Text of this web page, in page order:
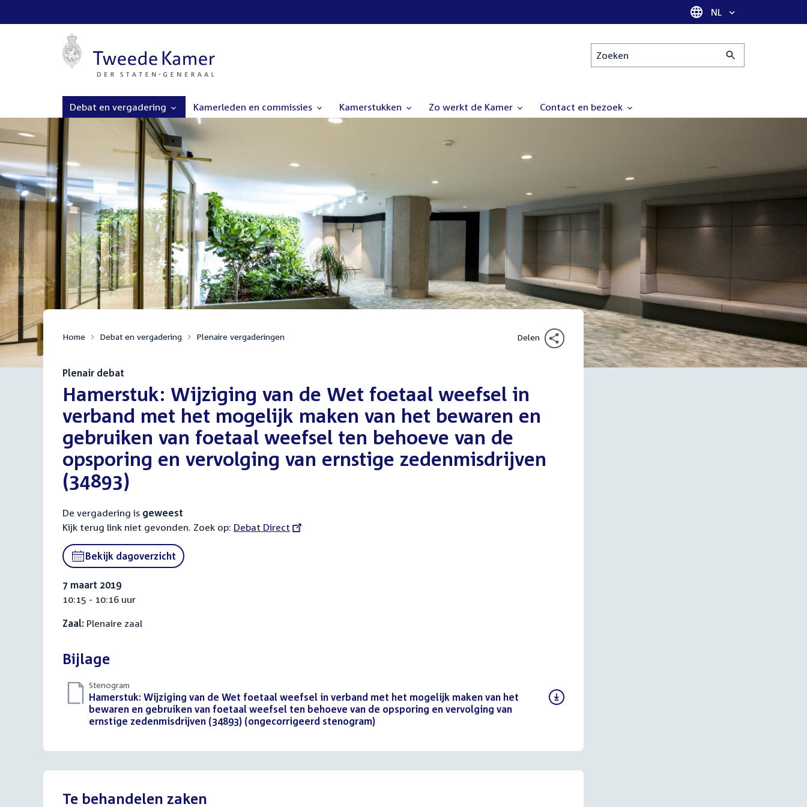
Taal selectie
NL
Zoeken
Debat en vergadering Kamerleden en commissies Kamerstukken Zo werkt de Kamer Contact en bezoek
Home Debat en vergadering Plenaire vergaderingen Delen
Plenair debat
:Hamerstuk: Wijziging van de Wet foetaal weefsel in
verband met het mogelijk maken van het bewaren en
gebruiken van foetaal weefsel ten behoeve van de
opsporing en vervolging van ernstige zedenmisdrijven
(34893)
De vergadering is geweest
Kijk terug link niet gevonden. Zoek op: External
Debat Direct
Bekijk dagoverzicht
7 maart 2019
10:15 - 10:16 uur
Zaal: Plenaire zaal
Bijlage
Stenogram
Download
bestand:
Hamerstuk: Wijziging van de Wet foetaal weefsel in verband met het mogelijk maken van het
bewaren en gebruiken van foetaal weefsel ten behoeve van de opsporing en vervolging van
ernstige zedenmisdrijven (34893) (ongecorrigeerd stenogram)
Te behandelen zaken